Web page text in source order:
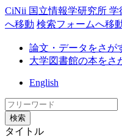
CiNii 国立情報学研究所
へ移動 検索フォームへ移
論文・データをさが
大学図書館の本をさ
English
検索
タイトル